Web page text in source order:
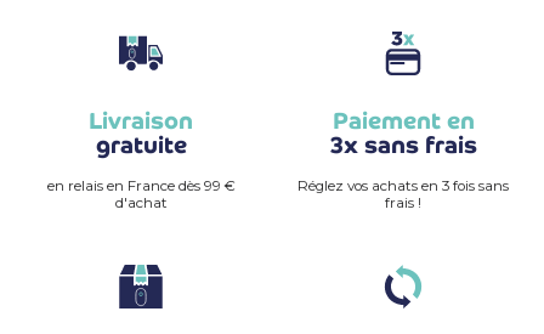
Livraison
gratuite
en relais en France dès 99 €
d'achat
Paiement en
3x sans frais
Réglez vos achats en 3 fois sans
frais !